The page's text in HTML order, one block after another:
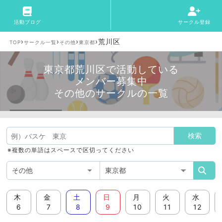
活動ブログ サークル登録
TOP›サークル一覧 › その他›東京都›荒川区
東京都荒川区で活動している
メンバー募集中
その他のサークルの一覧
※複数の単語はスペースで区切ってください
木
6
金
7
土
8
日
9
月
10
火
11
水
12